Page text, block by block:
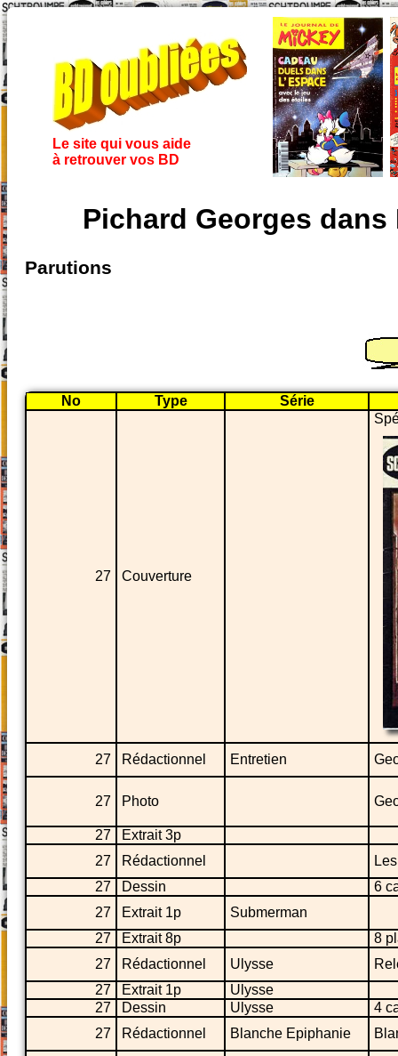
Le site qui vous aide
à retrouver vos BD
Pichard Georges
Parutions
No Type Série
27 Couverture
27 Rédactionnel Entretien
27 Photo
27
Extrait 3p
27
Rédactionnel
27
Dessin
6
27
Extrait 1p
Submerman
27
Extrait 8p
8
27
Rédactionnel Ulysse
27
Extrait 1p
Ulysse
27
Dessin Ulysse
4
27
Rédactionnel Blanche Epiphanie